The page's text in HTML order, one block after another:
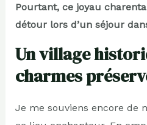
Pourtant, ce joyau
détour lors d’un séjour
Un village
charmes
Je me souviens encore de